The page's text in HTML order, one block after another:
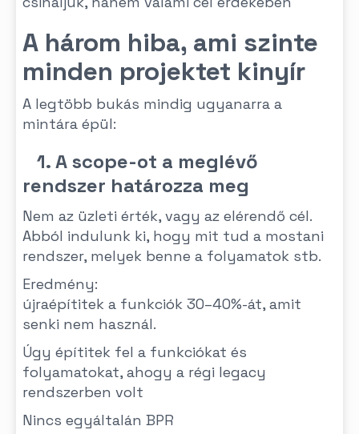
A három hiba, ami szinte
minden projektet kinyír
A legtöbb bukás mindig ugyanarra a
mintára épül:
1. A scope-ot a meglévő
rendszer határozza meg
Nem az üzleti érték, vagy az elérendő cél.
Abból indulunk ki, hogy mit tud a mostani
rendszer, melyek benne a folyamatok stb.
Eredmény:
újraépítitek a funkciók 30–40%-át, amit
senki nem használ.
Úgy építitek fel a funkciókat és
folyamatokat, ahogy a régi legacy
rendszerben volt
Nincs egyáltalán BPR